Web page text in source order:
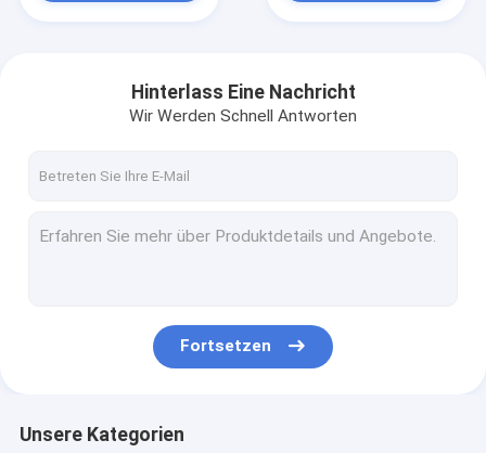
Hinterlass Eine Nachricht
Wir Werden Schnell Antworten
Fortsetzen
Unsere Kategorien